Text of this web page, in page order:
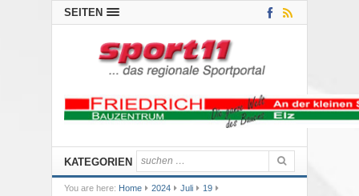
SEITEN
KATEGORIEN
You are here: Home 2024 Juli
19